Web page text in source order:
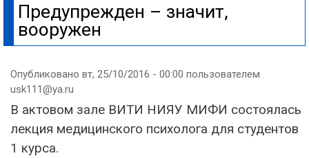
Предупрежден – значит,
вооружен
Опубликовано вт, 25/10/2016 - 00:00 пользователем
usk111@ya.ru
В актовом зале ВИТИ НИЯУ МИФИ состоялась
лекция медицинского психолога для студентов
1 курса.